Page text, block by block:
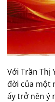
Với Trần Thị
đời của một
ấy trở nên ý